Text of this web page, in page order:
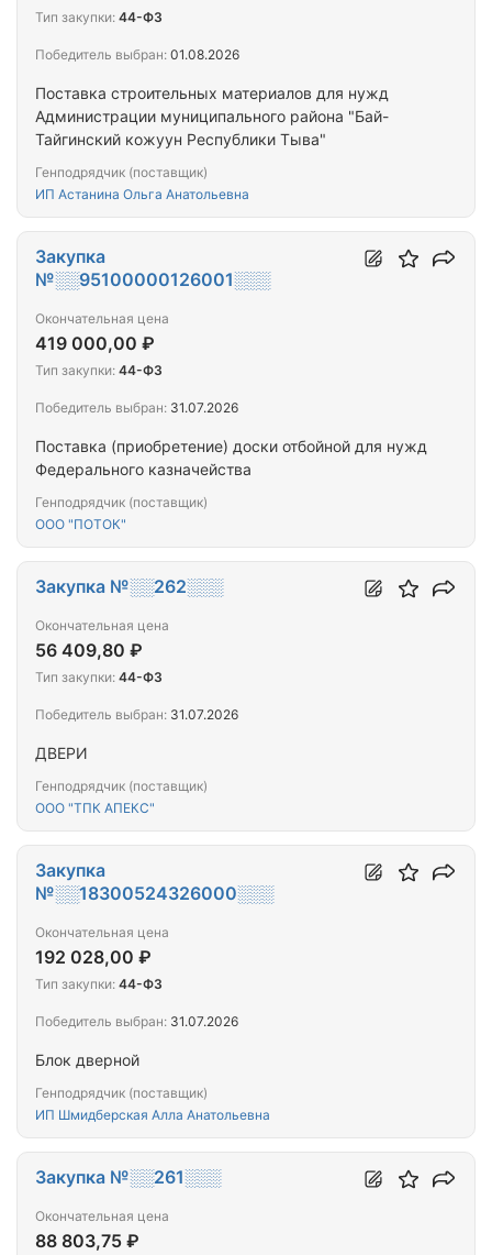
Поставка строительных материалов для нужд
Администрации муниципального района "Бай-
Тайгинский кожуун Республики Тыва"
Генподрядчик (поставщик)
ИП Астанина Ольга Анатольевна
Тип закупки: 44-ФЗ
Победитель выбран: 01.08.2026
Поставка (приобретение) доски отбойной для нужд
Федерального казначейства
Генподрядчик (поставщик)
ООО "ПОТОК"
Закупка
№░░95100000126001░░░
Окончательная цена
419 000,00 ₽
Тип закупки: 44-ФЗ
Победитель выбран: 31.07.2026
ДВЕРИ
Генподрядчик (поставщик)
ООО "ТПК АПЕКС"
Закупка №░░262░░░
Окончательная цена
56 409,80 ₽
Тип закупки: 44-ФЗ
Победитель выбран: 31.07.2026
Блок дверной
Генподрядчик (поставщик)
ИП Шмидберская Алла Анатольевна
Закупка
№░░18300524326000░░░
Окончательная цена
192 028,00 ₽
Тип закупки: 44-ФЗ
Победитель выбран: 31.07.2026
Закупка №░░261░░░
Окончательная цена
88 803,75 ₽